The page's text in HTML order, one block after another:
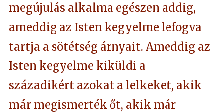
megújulás alkalma egészen addig,
ameddig az Isten kegyelme lefogva
tartja a sötétség árnyait. Ameddig az
Isten kegyelme kiküldi a
századikért azokat a lelkeket, akik
már megismerték őt, akik már